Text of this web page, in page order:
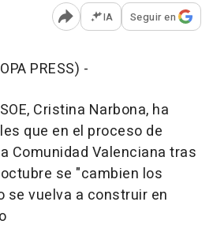
Abrir opciones para
IA Seguir en
PRESS) -
Cristina Narbona, ha
que en el proceso de
Comunidad Valenciana tras
se "cambien los
se vuelva a construir en